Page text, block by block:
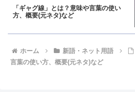
「ギャグ線」とは？意味や言葉の使い
方、概要(元ネタ)など
ホーム 新語・ネット用語
言葉の使い方、概要(元ネタ)など